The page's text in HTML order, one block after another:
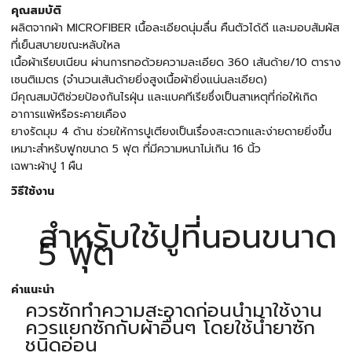
คุณสมบัติ
ผลิตจากผ้า MICROFIBER เนื้อละเอียดนุ่มลื่น คืนตัวได้ดี และมอบสัมผัส
ที่เย็นสบายขณะหลับใหล
เนื้อผ้าเรียบเนียน ผ่านการทอด้วยความละเอียด 360 เส้นด้าย/10 ตาราง
เซนติเมตร (จำนวนเส้นด้ายยิ่งสูงเนื้อผ้ายิ่งแน่นละเอียด)
มีคุณสมบัติช่วยป้องกันไรฝุ่น และแบคทีเรียซึ่งเป็นสาเหตุที่ก่อให้เกิด
อาการแพ้หรือระคายเคือง
ยางรัดมุม 4 ด้าน ช่วยให้การปูเตียงเป็นเรื่องสะดวกและง่ายดายยิ่งขึ้น
เหมาะสำหรับฟูกขนาด 5 ฟุต ที่มีความหนาไม่เกิน 16 นิ้ว
เฉพาะผ้าปู 1 ผืน
วิธีใช้งาน
สำหรับใช้ปูที่นอนขนาด
5 ฟุต
คำแนะนำ
ควรซักทำความสะอาดก่อนนำมาใช้งาน
ควรแยกซักกับผ้าอื่นๆ โดยใช้น้ำยาซัก
ชนิดอ่อน